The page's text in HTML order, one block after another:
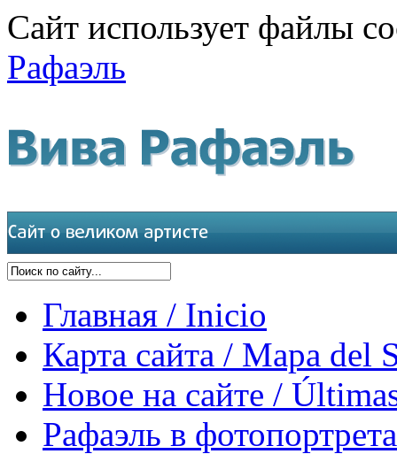
Сайт использует файлы
Рафаэль
Главная / Inicio
Карта сайта / Mapa del
Новое на сайте /
Рафаэль в